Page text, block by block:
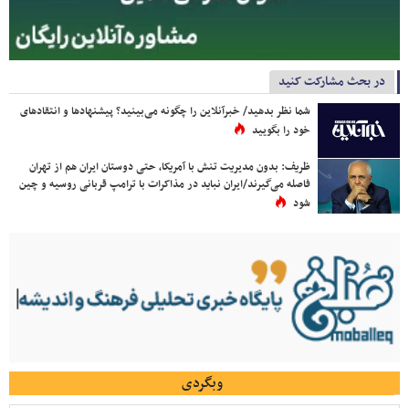
در بحث مشارکت کنید
شما نظر بدهید/ خبرآنلاین را چگونه می‌بینید؟ پیشنهادها و انتقادهای
خود را بگویید
ظریف: بدون مدیریت تنش با آمریکا، حتی دوستان ایران هم از تهران
فاصله می‌گیرند/ایران نباید در مذاکرات با ترامپ قربانی روسیه و چین
شود
وبگردی